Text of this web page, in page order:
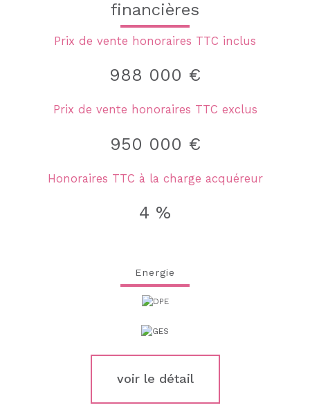
financières
Prix de vente honoraires TTC inclus
988 000 €
Prix de vente honoraires TTC exclus
950 000 €
Honoraires TTC à la charge acquéreur
4 %
Energie
voir le détail